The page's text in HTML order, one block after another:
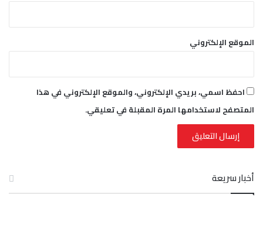
الموقع الإلكتروني
احفظ اسمي، بريدي الإلكتروني، والموقع الإلكتروني في هذا
المتصفح لاستخدامها المرة المقبلة في تعليقي.
أخبار سريعة